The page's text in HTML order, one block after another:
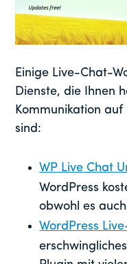
Einige Live-Chat-
Dienste, die Ihnen
Kommunikation
sind:
WP Live Chat
WordPress
obwohl es
WordPress